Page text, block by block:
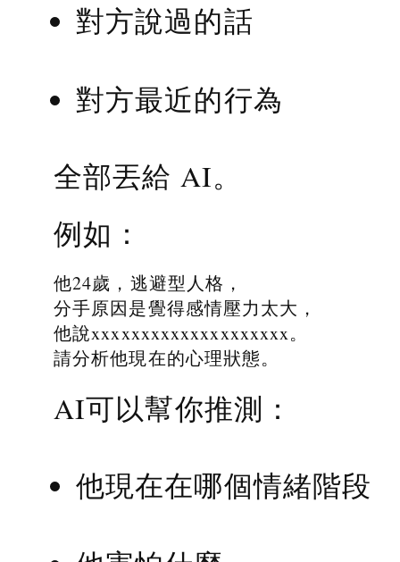
對方說過的話
對方最近的行為
全部丟給 AI。
例如：
他24歲，逃避型人格，
分手原因是覺得感情壓力太大，
他說xxxxxxxxxxxxxxxxxxxx。
請分析他現在的心理狀態。
AI可以幫你推測：
他現在在哪個情緒階段